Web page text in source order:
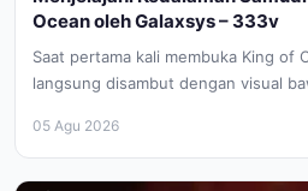
Ocean oleh Galaxsys – 333v
Saat pertama kali membuka King of
langsung disambut dengan visual
05 Agu 2026